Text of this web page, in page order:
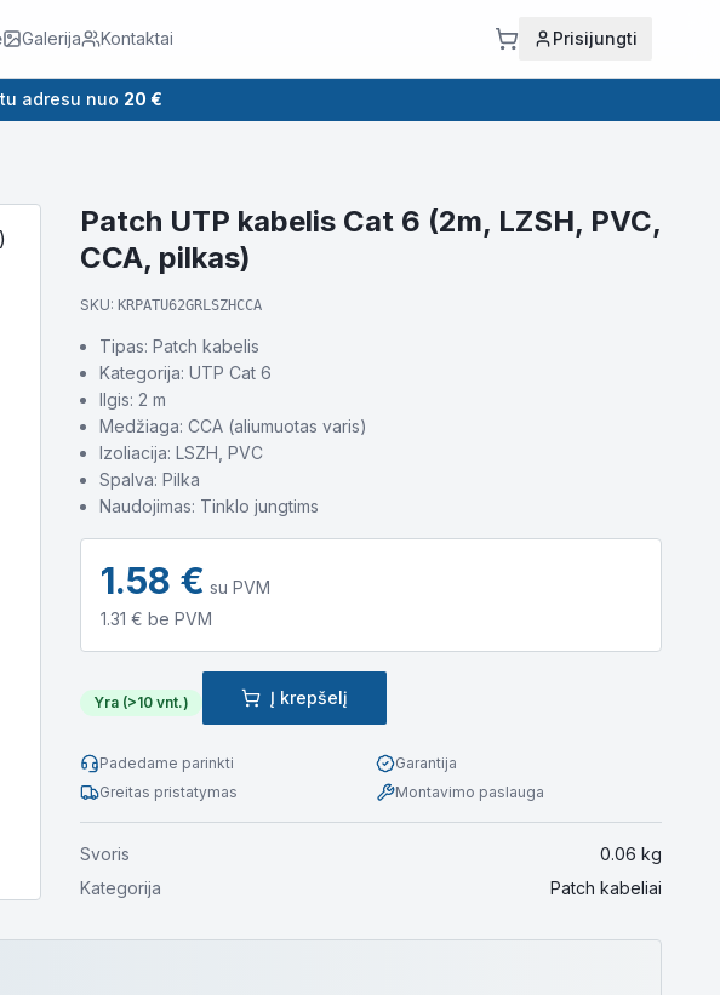
Galerija Kontaktai Prisijungti
adresu nuo 20 €
Patch UTP kabelis Cat 6 (2m, LZSH, PVC,
CCA, pilkas)
SKU: KRPATU62GRLSZHCCA
Tipas: Patch kabelis
Kategorija: UTP Cat 6
Ilgis: 2 m
Medžiaga: CCA (aliumuotas varis)
Izoliacija: LSZH, PVC
Spalva: Pilka
Naudojimas: Tinklo jungtims
1.58 € su PVM
1.31 € be PVM
Yra (>10 vnt.) Į krepšelį
Padedame parinkti
Garantija
Greitas pristatymas
Montavimo paslauga
Svoris 0.06 kg
Kategorija
Patch kabeliai